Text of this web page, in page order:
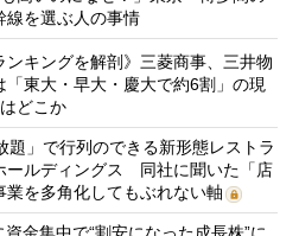
線を選ぶ人の事情
ンキングを解剖》三菱商事、三井物
東大・早大・慶大で約6割」の現
どこか
題」で行列のできる新形態レストラ
ールディングス 同社に聞いた「店
を多角化してもぶれない軸
金集中で“割安になった成長株”に